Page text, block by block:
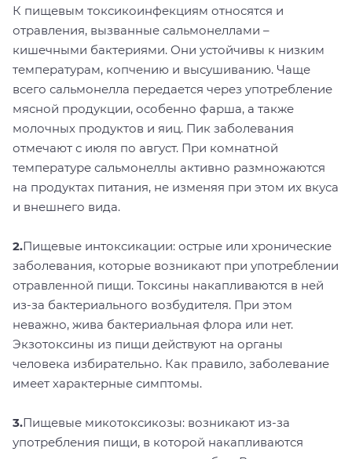
К пищевым токсикоинфекциям относятся и
отравления, вызванные сальмонеллами –
кишечными бактериями. Они устойчивы к низким
температурам, копчению и высушиванию. Чаще
всего сальмонелла передается через употребление
мясной продукции, особенно фарша, а также
молочных продуктов и яиц. Пик заболевания
отмечают с июля по август. При комнатной
температуре сальмонеллы активно размножаются
на продуктах питания, не изменяя при этом их вкуса
и внешнего вида.
2.Пищевые интоксикации: острые или хронические
заболевания, которые возникают при употреблении
отравленной пищи. Токсины накапливаются в ней
из-за бактериального возбудителя. При этом
неважно, жива бактериальная флора или нет.
Экзотоксины из пищи действуют на органы
человека избирательно. Как правило, заболевание
имеет характерные симптомы.
3.Пищевые микотоксикозы: возникают из-за
употребления пищи, в которой накапливаются